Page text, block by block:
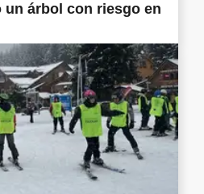
árbol con riesgo en